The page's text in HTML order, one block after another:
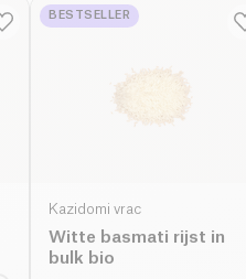
BESTSELLER
Kazidomi vrac
Witte basmati rijst in
bulk bio